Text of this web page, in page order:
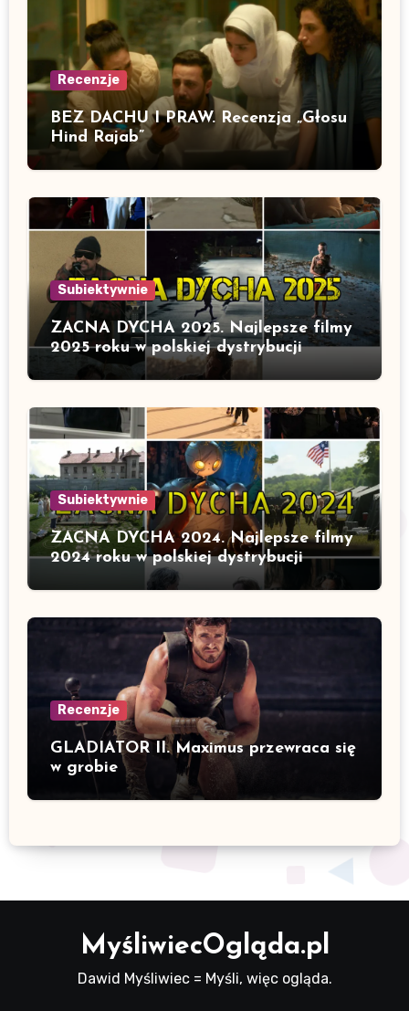
Recenzje
BEZ DACHU I PRAW. Recenzja „Głosu
Hind Rajab”
Subiektywnie
ZACNA DYCHA 2025. Najlepsze filmy
2025 roku w polskiej dystrybucji
Subiektywnie
ZACNA DYCHA 2024. Najlepsze filmy
2024 roku w polskiej dystrybucji
Recenzje
GLADIATOR II. Maximus przewraca się
w grobie
MyśliwiecOgląda.pl
Dawid Myśliwiec = Myśli, więc ogląda.